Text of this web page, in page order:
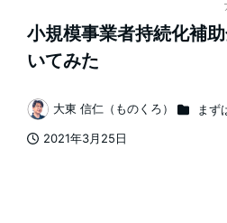
小規模事業者持続化補
いてみた
2021年3月25日
著
者
大東 信仁（ものくろ） カテゴリ
まず